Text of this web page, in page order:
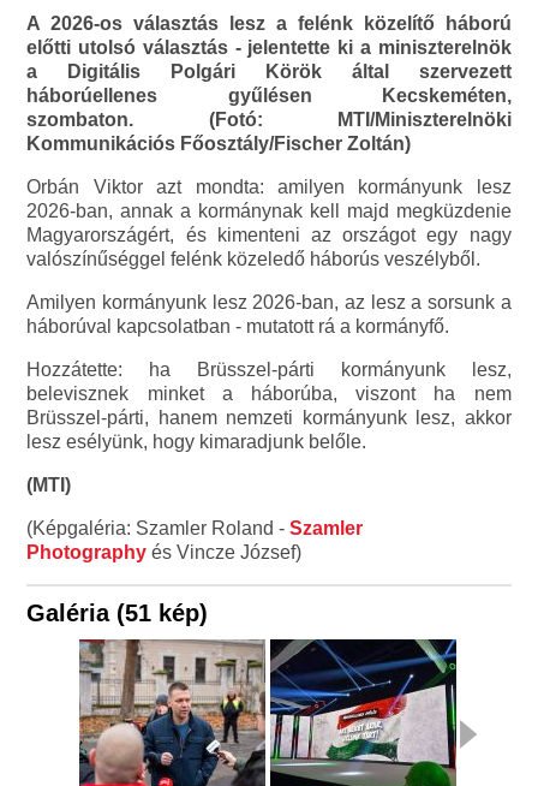
A 2026-os választás lesz a felénk közelítő háború
előtti utolsó választás - jelentette ki a miniszterelnök
a Digitális Polgári Körök által szervezett
háborúellenes gyűlésen Kecskeméten,
szombaton. (Fotó: MTI/Miniszterelnöki
Kommunikációs Főosztály/Fischer Zoltán)
Orbán Viktor azt mondta: amilyen kormányunk lesz
2026-ban, annak a kormánynak kell majd megküzdenie
Magyarországért, és kimenteni az országot egy nagy
valószínűséggel felénk közeledő háborús veszélyből.
Amilyen kormányunk lesz 2026-ban, az lesz a sorsunk a
háborúval kapcsolatban - mutatott rá a kormányfő.
Hozzátette: ha Brüsszel-párti kormányunk lesz,
belevisznek minket a háborúba, viszont ha nem
Brüsszel-párti, hanem nemzeti kormányunk lesz, akkor
lesz esélyünk, hogy kimaradjunk belőle.
(MTI)
(Képgaléria: Szamler Roland -Szamler
Photography és Vincze József)
Galéria (51 kép)